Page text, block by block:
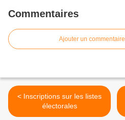
Commentaires
Ajouter un commentaire
< Inscriptions sur les listes
électorales